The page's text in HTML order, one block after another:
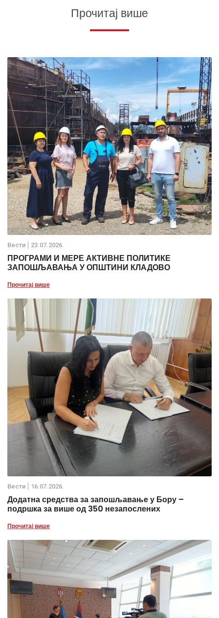
Прочитај више
Вести 23.07.2026.
ПРОГРАМИ И МЕРЕ АКТИВНЕ ПОЛИТИКЕ
ЗАПОШЉАВАЊА У ОПШТИНИ КЛАДОВО
Прочитај више
Вести 16.07.2026.
Додатна средства за запошљавање у Бору –
подршка за више од 350 незапослених
Прочитај више